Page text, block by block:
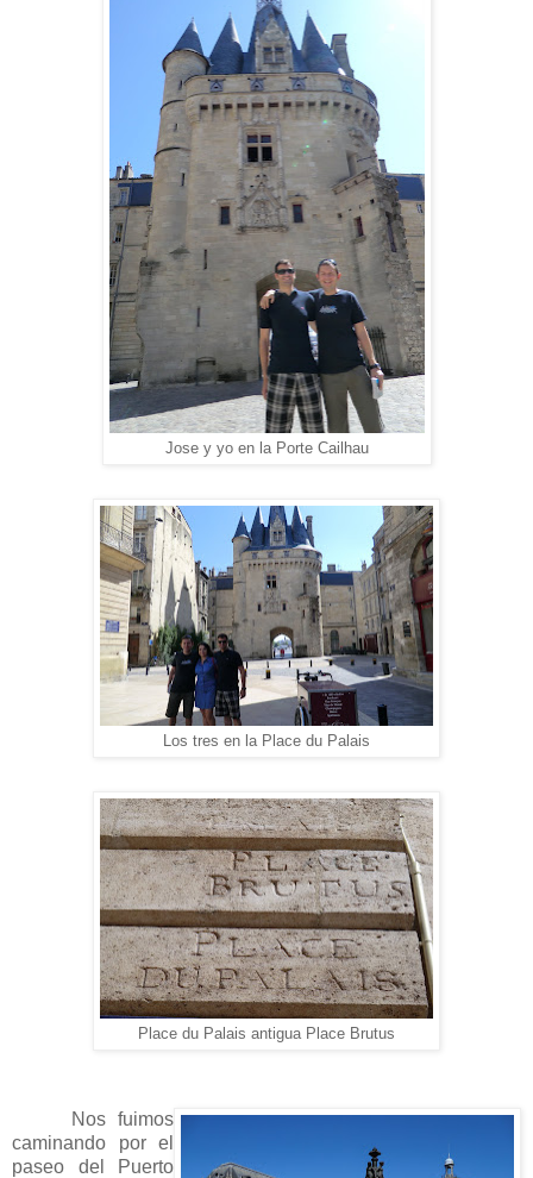
Jose y yo en la Porte Cailhau
Los tres en la Place du Palais
Place du Palais antigua Place Brutus
Nos fuimos
caminando por el
paseo del Puerto